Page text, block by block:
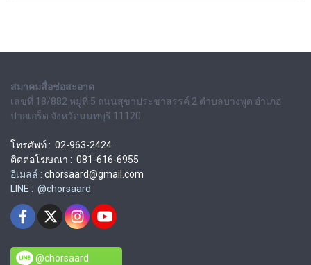
สมาคมสื่อช่อสะอาด
เลขที่ 18/882 หมู่ที่ 5 ถนนสุขาประชาสรรค์ 2 ตำบลบางพูด อำเภอ
ปากเกร็ด จังหวัดนนทบุรี 11120
โทรศัพท์ : 02-963-2424
ติดต่อโฆษณา : 081-616-6955
อีเมลล์ : chorsaard@gmail.com
LINE : @chorsaard
@chorsaard